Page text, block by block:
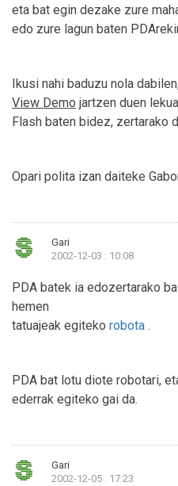
eta bat egin dezake zure
edo zure lagun baten
Ikusi nahi baduzu nola
View Demo jartzen duen
Flash baten bidez, zertarako
Opari polita izan daiteke
Gari
2002-12-03 : 10:08
PDA batek ia edozertarako
hemen
tatuajeak egiteko robota .
PDA bat lotu diote robotari,
ederrak egiteko gai da.
Gari
2002-12-05 : 17:23